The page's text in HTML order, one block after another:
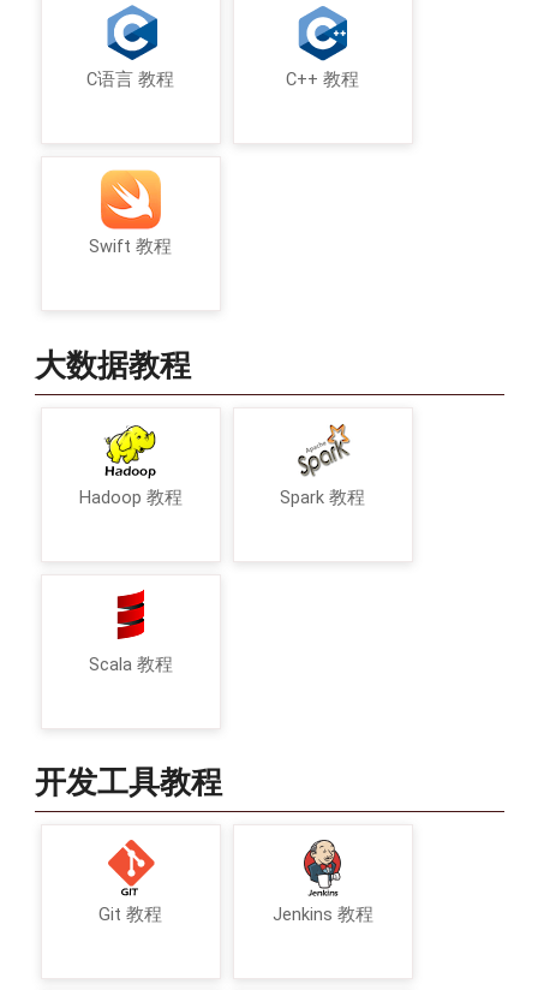
C语言 教程 C++ 教程
Swift 教程
大数据教程
Hadoop 教程 Spark 教程
Scala 教程
开发工具教程
Git 教程 Jenkins 教程